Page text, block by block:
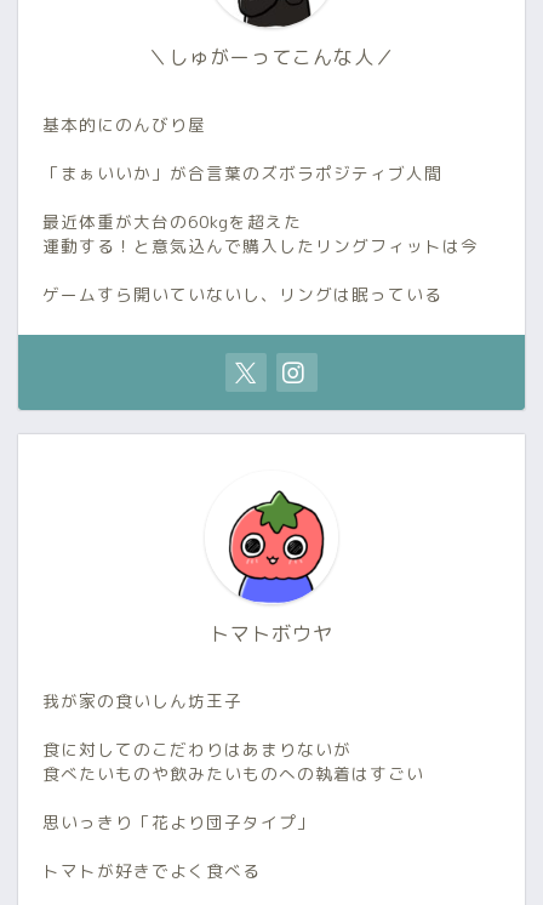
＼しゅがーってこんな人／
基本的にのんびり屋
「まぁいいか」が合言葉のズボラポジティブ人間
最近体重が大台の60kgを超えた
運動する！と意気込んで購入したリングフィットは今
ゲームすら開いていないし、リングは眠っている
トマトボウヤ
我が家の食いしん坊王子
食に対してのこだわりはあまりないが
食べたいものや飲みたいものへの執着はすごい
思いっきり「花より団子タイプ」
トマトが好きでよく食べる